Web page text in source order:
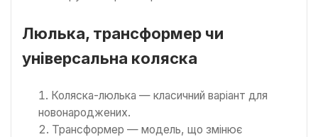
Люлька, трансформер чи
універсальна коляска
Коляска-люлька — класичний варіант для
новонароджених.
Трансформер — модель, що змінює